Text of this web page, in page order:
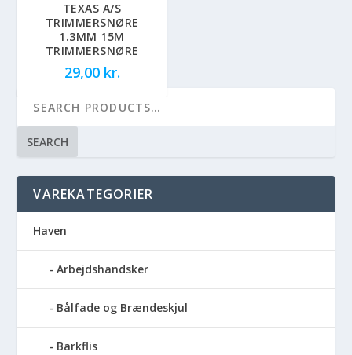
TEXAS A/S
TRIMMERSNØRE
1.3MM 15M
TRIMMERSNØRE
29,00 kr.
SEARCH
VAREKATEGORIER
Haven
Arbejdshandsker
Bålfade og Brændeskjul
Barkflis